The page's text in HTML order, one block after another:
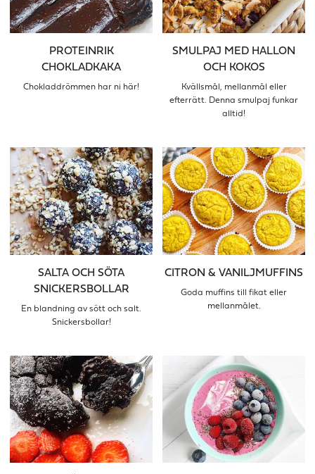
PROTEINRIK
CHOKLADKAKA
Chokladdrömmen har ni här!
SMULPAJ MED HALLON
OCH KOKOS
Kvällsmål, mellanmål eller
efterrätt. Denna smulpaj funkar
alltid!
SALTA OCH SÖTA
SNICKERSBOLLAR
En blandning av sött och salt.
Snickersbollar!
CITRON & VANILJMUFFINS
Goda muffins till fikat eller
mellanmålet.